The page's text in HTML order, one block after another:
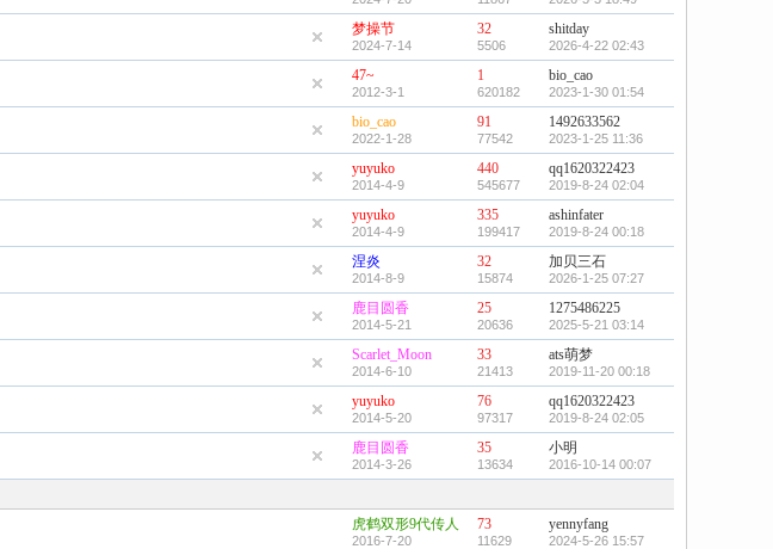
梦操节
2024-7-14
32
5506
shitday
2026-4-22 02:43
47~
2012-3-1
1
620182
bio_cao
2023-1-30 01:54
bio_cao
2022-1-28
91
77542
1492633562
2023-1-25 11:36
yuyuko
2014-4-9
440
545677
qq1620322423
2019-8-24 02:04
yuyuko
2014-4-9
335
199417
ashinfater
2019-8-24 00:18
涅炎
2014-8-9
32
15874
加贝三石
2026-1-25 07:27
鹿目圆香
2014-5-21
25
20636
1275486225
2025-5-21 03:14
Scarlet_Moon
2014-6-10
33
21413
ats萌梦
2019-11-20 00:18
yuyuko
2014-5-20
76
97317
qq1620322423
2019-8-24 02:05
鹿目圆香
2014-3-26
35
13634
小明
2016-10-14 00:07
虎鹤双形9代传人
2016-7-20
73
11629
yennyfang
2024-5-26 15:57